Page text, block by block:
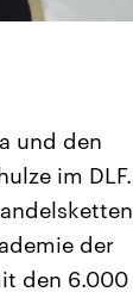
und den
im DLF.
der
den 6.000